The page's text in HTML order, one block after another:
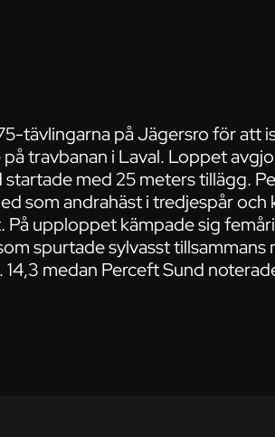
tävlingarna på Jägersro för att
travbanan i Laval. Loppet
med 25 meters tillägg.
som andrahäst i tredjespår och
upploppet kämpade sig
spurtade sylvasst
medan Perceft Sund